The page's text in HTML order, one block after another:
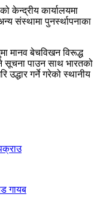
केन्द्रीय कार्यालयमा
संस्थामा पुनर्स्थापनाका
मानव बेचविखन विरूद्ध
सूचना पाउन साथ भारतको
उद्धार गर्ने गरेको स्थानीय
गायब